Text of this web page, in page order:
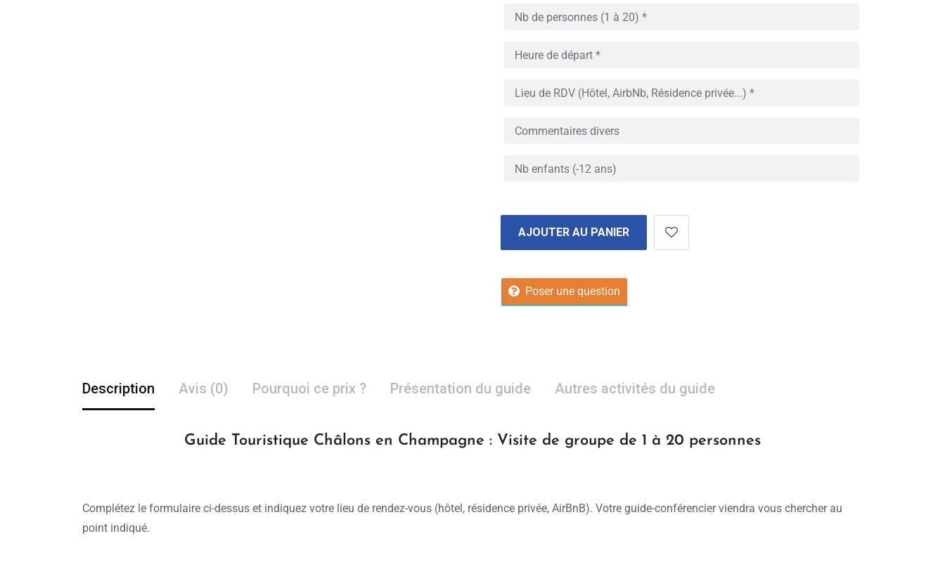
AJOUTER AU PANIER
Poser une question
Description Avis (0) Pourquoi ce prix ? Présentation du guide Autres activités du guide
Guide Touristique Châlons en Champagne : Visite de groupe de 1 à 20 personnes
Complétez le formulaire ci-dessus et indiquez votre lieu de rendez-vous (hôtel, résidence privée, AirBnB). Votre guide-conférencier viendra vous chercher au
point indiqué.